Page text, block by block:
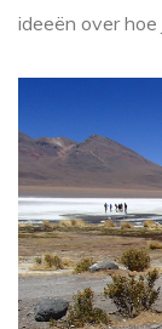
ideeën over